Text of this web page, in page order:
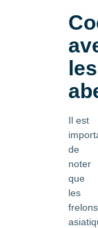
les
Il est
de
noter
que
les
frelons